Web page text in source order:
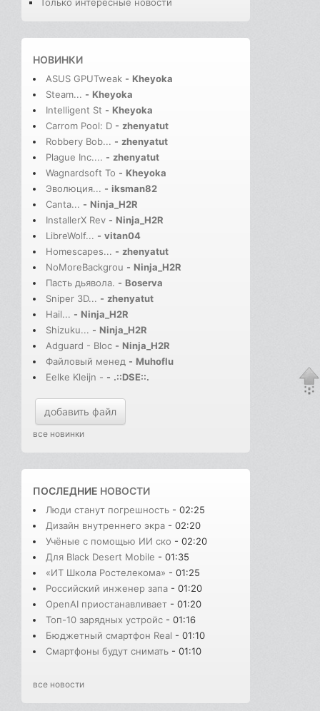
Только интересные новости
НОВИНКИ
ASUS GPUTweak - Kheyoka
Steam... - Kheyoka
Intelligent St - Kheyoka
Carrom Pool: D - zhenyatut
Robbery Bob... - zhenyatut
Plague Inc.... - zhenyatut
Wagnardsoft To - Kheyoka
Эволюция... - iksman82
Canta... - Ninja_H2R
InstallerX Rev - Ninja_H2R
LibreWolf... - vitan04
Homescapes... - zhenyatut
NoMoreBackgrou - Ninja_H2R
Пасть дьявола. - Boserva
Sniper 3D... - zhenyatut
Hail... - Ninja_H2R
Shizuku... - Ninja_H2R
Adguard - Bloc - Ninja_H2R
Файловый менед - Muhoflu
Eelke Kleijn - - .::DSE::.
добавить файл
все новинки
ПОСЛЕДНИЕ НОВОСТИ
Люди станут погрешность - 02:25
Дизайн внутреннего экра - 02:20
Учёные с помощью ИИ ско - 02:20
Для Black Desert Mobile - 01:35
«ИТ Школа Ростелекома» - 01:25
Российский инженер запа - 01:20
OpenAI приостанавливает - 01:20
Топ-10 зарядных устройс - 01:16
Бюджетный смартфон Real - 01:10
Смартфоны будут снимать - 01:10
все новости